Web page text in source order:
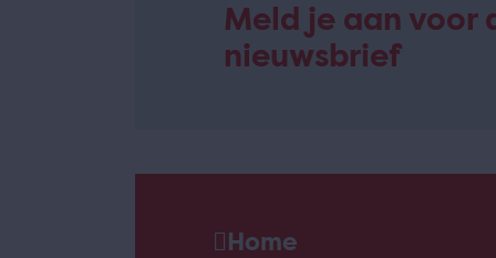
Meld je aan voor
nieuwsbrief
Home